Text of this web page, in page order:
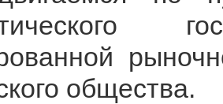
общества.